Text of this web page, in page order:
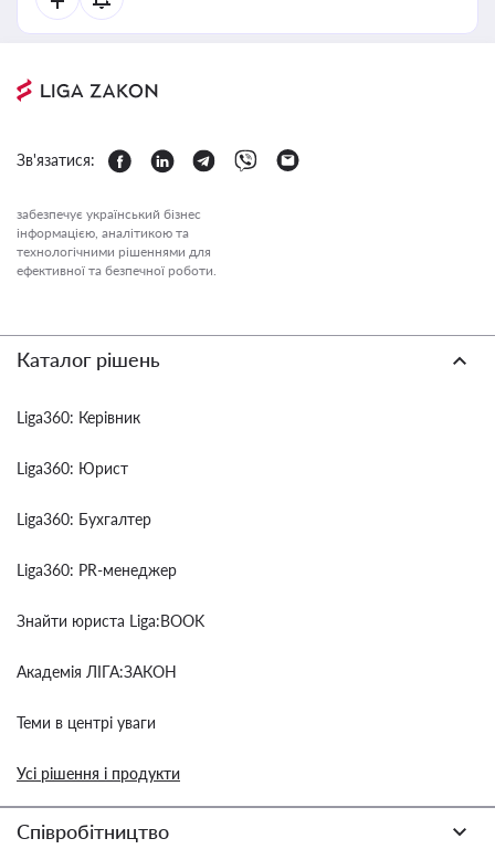
Зв'язатися:
забезпечує український бізнес
інформацією, аналітикою та
технологічними рішеннями для
ефективної та безпечної роботи.
Каталог рішень
Liga360: Керівник
Liga360: Юрист
Liga360: Бухгалтер
Liga360: PR-менеджер
Знайти юриста Liga:BOOK
Академія ЛІГА:ЗАКОН
Теми в центрі уваги
Усі рішення і продукти
Співробітництво